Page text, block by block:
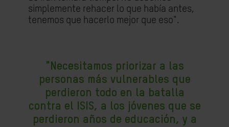
simplemente rehacer lo que había antes,
tenemos que hacerlo mejor que eso".
"Necesitamos priorizar a las
personas más vulnerables que
perdieron todo en la batalla
contra el ISIS, a los jóvenes que se
perdieron años de educación, y a